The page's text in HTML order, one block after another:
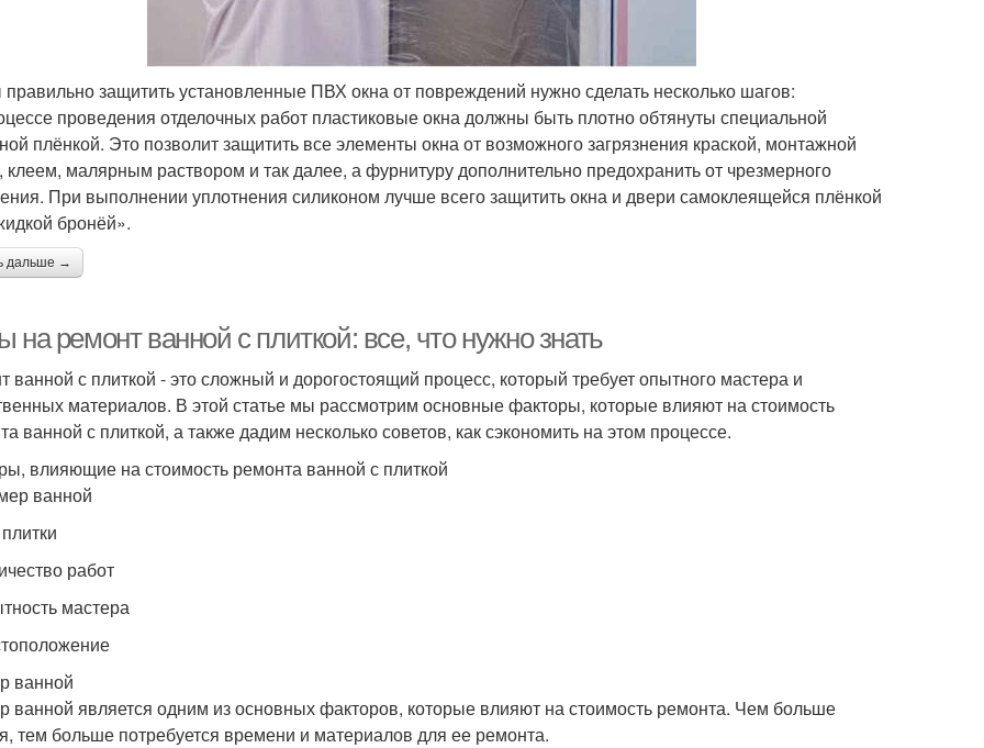
защитить установленные ПВХ окна от повреждений нужно сделать несколько шагов:
проведения отделочных работ пластиковые окна должны быть плотно обтянуты специальной
плёнкой. Это позволит защитить все элементы окна от возможного загрязнения краской, монтажной
клеем, малярным раствором и так далее, а фурнитуру дополнительно предохранить от чрезмерного
При выполнении уплотнения силиконом лучше всего защитить окна и двери самоклеящейся плёнкой
бронёй».
дальше →
на ремонт ванной с плиткой: все, что нужно знать
ванной с плиткой - это сложный и дорогостоящий процесс, который требует опытного мастера и
материалов. В этой статье мы рассмотрим основные факторы, которые влияют на стоимость
ванной с плиткой, а также дадим несколько советов, как сэкономить на этом процессе.
влияющие на стоимость ремонта ванной с плиткой
ванной
работ
мастера
ванной
ванной является одним из основных факторов, которые влияют на стоимость ремонта. Чем больше
тем больше потребуется времени и материалов для ее ремонта.